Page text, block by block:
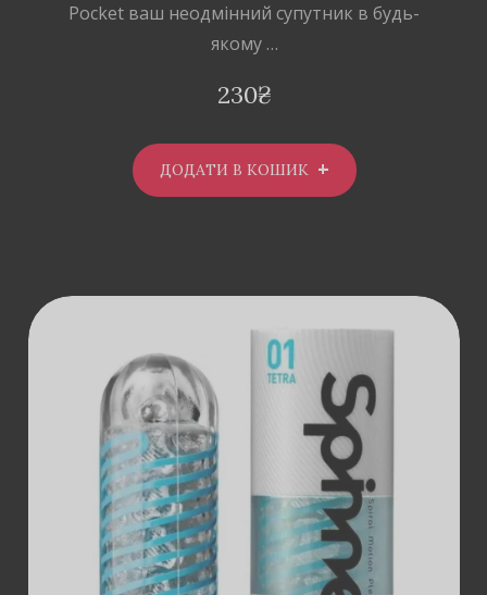
Pocket ваш неодмінний супутник в будь-
якому …
230₴
ДОДАТИ В КОШИК
ДОДАТИ В
КОШИК